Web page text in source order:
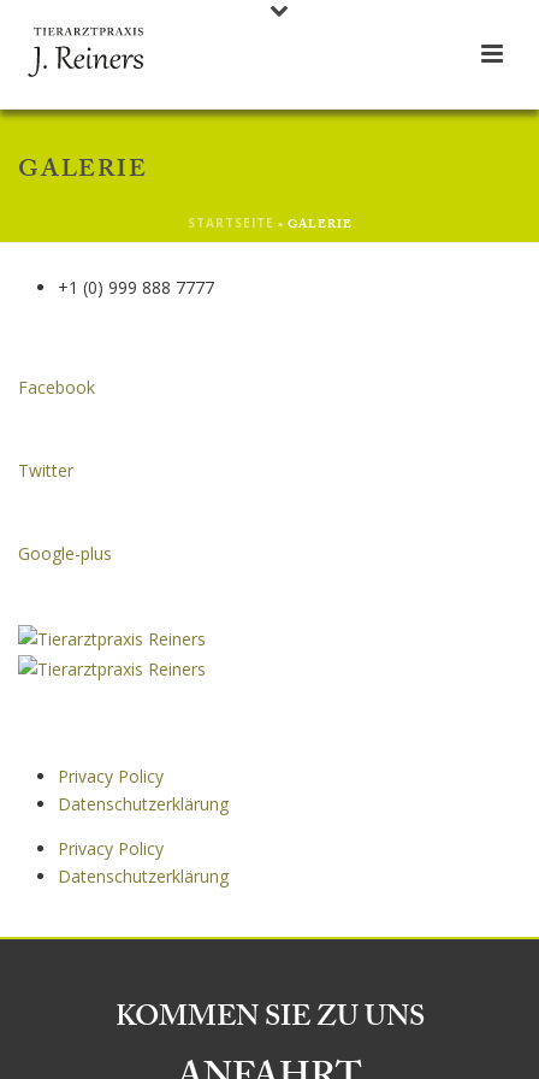
GALERIE
STARTSEITE » GALERIE
+1 (0) 999 888 7777
Facebook
Twitter
Google-plus
Privacy Policy
Datenschutzerklärung
Privacy Policy
Datenschutzerklärung
KOMMEN SIE ZU UNS